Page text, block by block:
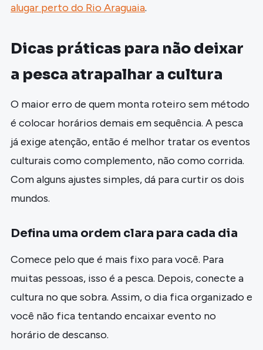
alugar perto do Rio Araguaia.
Dicas práticas para não deixar
a pesca atrapalhar a cultura
O maior erro de quem monta roteiro sem método
é colocar horários demais em sequência. A pesca
já exige atenção, então é melhor tratar os eventos
culturais como complemento, não como corrida.
Com alguns ajustes simples, dá para curtir os dois
mundos.
Defina uma ordem clara para cada dia
Comece pelo que é mais fixo para você. Para
muitas pessoas, isso é a pesca. Depois, conecte a
cultura no que sobra. Assim, o dia fica organizado e
você não fica tentando encaixar evento no
horário de descanso.